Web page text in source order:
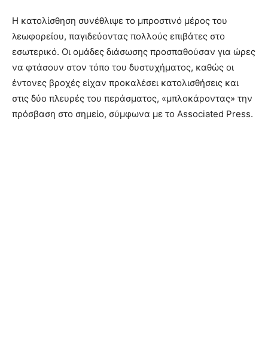
Η κατολίσθηση συνέθλιψε το μπροστινό μέρος του
λεωφορείου, παγιδεύοντας πολλούς επιβάτες στο
εσωτερικό. Οι ομάδες διάσωσης προσπαθούσαν για ώρες
να φτάσουν στον τόπο του δυστυχήματος, καθώς οι
έντονες βροχές είχαν προκαλέσει κατολισθήσεις και
στις δύο πλευρές του περάσματος, «μπλοκάροντας» την
πρόσβαση στο σημείο, σύμφωνα με το Associated Press.